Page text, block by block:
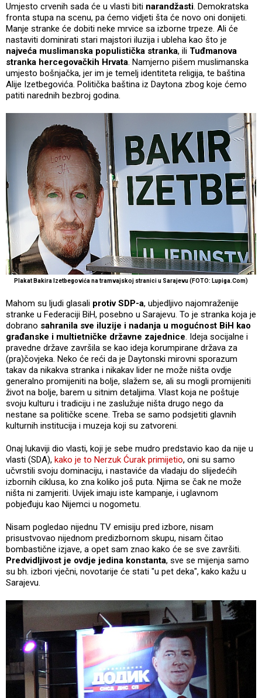
Umjesto crvenih sada će u vlasti biti narandžasti. Demokratska
fronta stupa na scenu, pa ćemo vidjeti šta će novo oni donijeti.
Manje stranke će dobiti neke mrvice sa izborne trpeze. Ali će
nastaviti dominirati stari majstori iluzija i ubleha kao što je
najveća muslimanska populistička stranka, ili Tuđmanova
stranka hercegovačkih Hrvata. Namjerno pišem muslimanska
umjesto bošnjačka, jer im je temelj identiteta religija, te baština
Alije Izetbegovića. Politička baština iz Daytona zbog koje ćemo
patiti narednih bezbroj godina.
Plakat Bakira Izetbegovića na tramvajskoj stranici u Sarajevu (FOTO: Lupiga.Com)
Mahom su ljudi glasali protiv SDP-a, ubjedljivo najomraženije
stranke u Federaciji BiH, posebno u Sarajevu. To je stranka koja je
dobrano sahranila sve iluzije i nadanja u mogućnost BiH kao
građanske i multietničke državne zajednice. Ideja socijalne i
pravedne države završila se kao ideja korumpirane država za
(pra)čovjeka. Neko će reći da je Daytonski mirovni sporazum
takav da nikakva stranka i nikakav lider ne može ništa ovdje
generalno promijeniti na bolje, slažem se, ali su mogli promijeniti
život na bolje, barem u sitnim detaljima. Vlast koja ne poštuje
svoju kulturu i tradiciju i ne zaslužuje ništa drugo nego da
nestane sa političke scene. Treba se samo podsjetiti glavnih
kulturnih institucija i muzeja koji su zatvoreni.
Onaj lukaviji dio vlasti, koji je sebe mudro predstavio kao da nije u
vlasti (SDA), kako je to Nerzuk Ćurak primijetio, oni su samo
učvrstili svoju dominaciju, i nastaviće da vladaju do slijedećih
izbornih ciklusa, ko zna koliko još puta. Njima se čak ne može
ništa ni zamjeriti. Uvijek imaju iste kampanje, i uglavnom
pobjeđuju kao Nijemci u nogometu.
Nisam pogledao nijednu TV emisiju pred izbore, nisam
prisustvovao nijednom predizbornom skupu, nisam čitao
bombastične izjave, a opet sam znao kako će se sve završiti.
Predvidljivost je ovdje jedina konstanta, sve se mijenja samo
su bh. izbori vječni, novotarije će stati "u pet deka", kako kažu u
Sarajevu.